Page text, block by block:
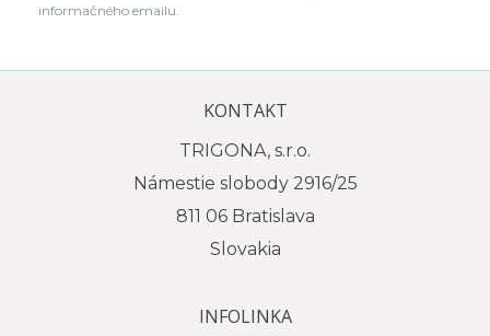
informačného emailu.
KONTAKT
TRIGONA, s.r.o.
Námestie slobody 2916/25
811 06 Bratislava
Slovakia
INFOLINKA